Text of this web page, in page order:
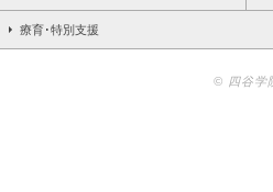
療育･特別支援
© 四谷学